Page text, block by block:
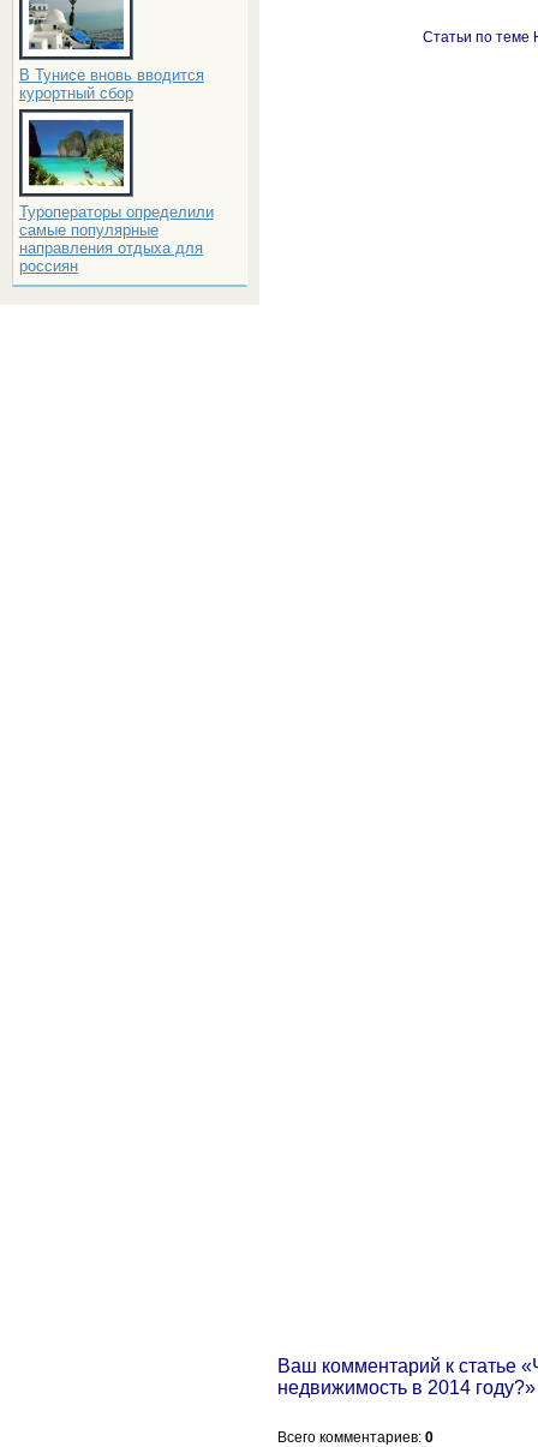
В Тунисе вновь вводится
курортный сбор
Туроператоры определили
самые популярные
направления отдыха для
россиян
Статьи по теме
Ваш комментарий к статье
недвижимость в 2014 году?»
Всего комментариев: 0